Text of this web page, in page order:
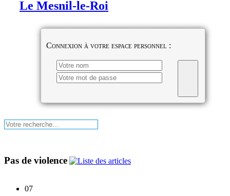
Connexion à votre espace personnel :
Pas de violence
07